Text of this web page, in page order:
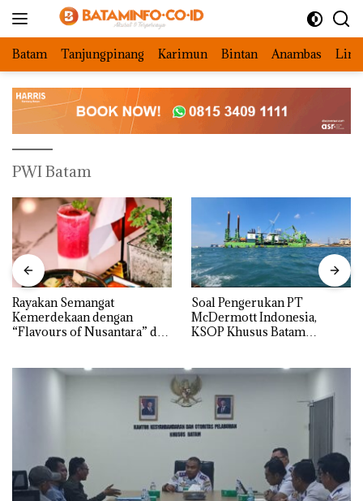
Batam Tanjungpinang Karimun Bintan Anambas
PWI Batam
Rayakan Semangat
Kemerdekaan dengan
“Flavours of Nusantara” di
‎Soal Pengerukan PT
McDermott Indonesia,
KSOP Khusus Batam